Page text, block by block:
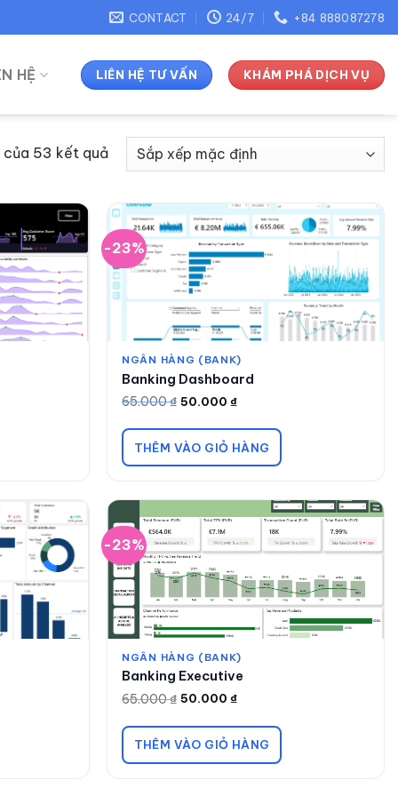
CONTACT 24/7 +84 888087278
HỆ LIÊN HỆ TƯ VẤN KHÁM PHÁ DỊCH VỤ
của 53 kết quả
-23%
NGÂN HÀNG (BANK)
Banking Dashboard
65.000₫
Giá
là:
65.000 ₫.
50.000 ₫
Giá
tại
50.000 ₫.
THÊM VÀO GIỎ HÀNG
-23%
NGÂN HÀNG (BANK)
Banking Executive
65.000₫
Giá
là:
65.000 ₫.
50.000 ₫
Giá
tại
50.000 ₫.
THÊM VÀO GIỎ HÀNG